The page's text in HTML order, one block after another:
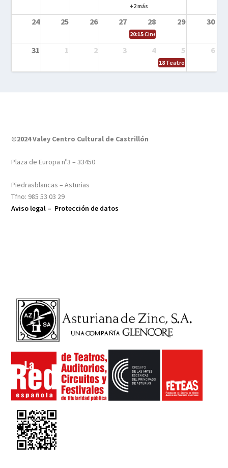
+2 más
24 25 26 27 28 29 30
20:15Cine en el calle – Tintín y el
31 1 2 3 4 5 6
18 Teatro – Tres
©2024 Valey Centro Cultural de Castrillón
Plaza de Europa nº3 – 33450
Piedrasblancas – Asturias
Tfno: 985 53 03 29
Aviso legal – Protección de datos